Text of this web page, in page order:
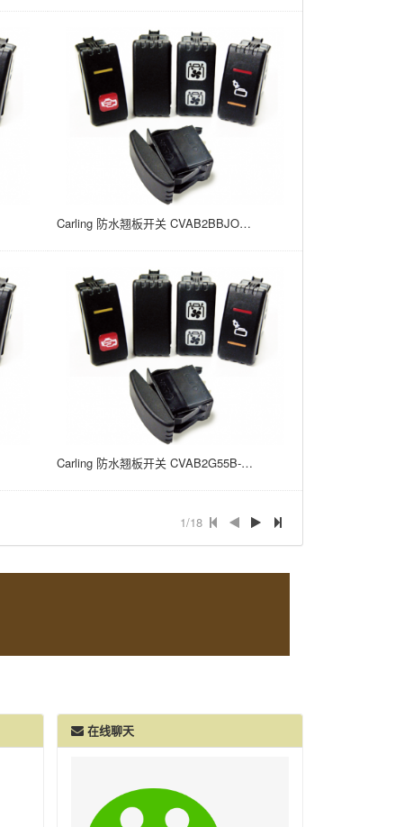
Carling 防水翘板开关 CVAB2BBJOB-A9Z00-300 15A/24V 面板安装 ON NONE OFF 21*37
Carling 防水翘板开关 CVAB2G55B-A98XX-300-XYZSD 15A/24V 面板安装 ON NONE OFF 21*37
1/18
在线聊天